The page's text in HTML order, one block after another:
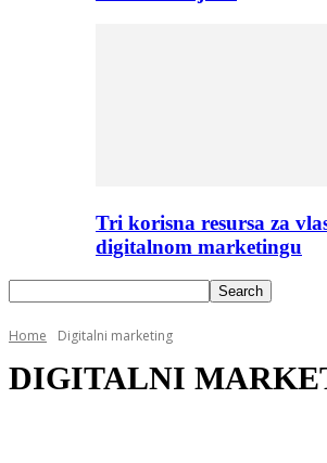
Tri korisna resursa za
digitalnom marketingu
Home Digitalni marketing
DIGITALNI